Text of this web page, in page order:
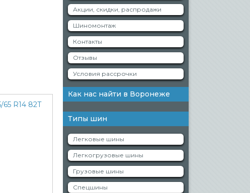
Акции, скидки, распродажи
Шиномонтаж
Контакты
Отзывы
Условия рассрочки
Как нас найти в Воронеже
Типы шин
Легковые шины
Легкогрузовые шины
Грузовые шины
Спецшины